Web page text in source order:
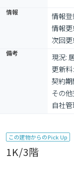
情報 情報登
情報更
次回
備考
現況:
更新
契約
その
自社
この建物からのPick Up
1K/3階